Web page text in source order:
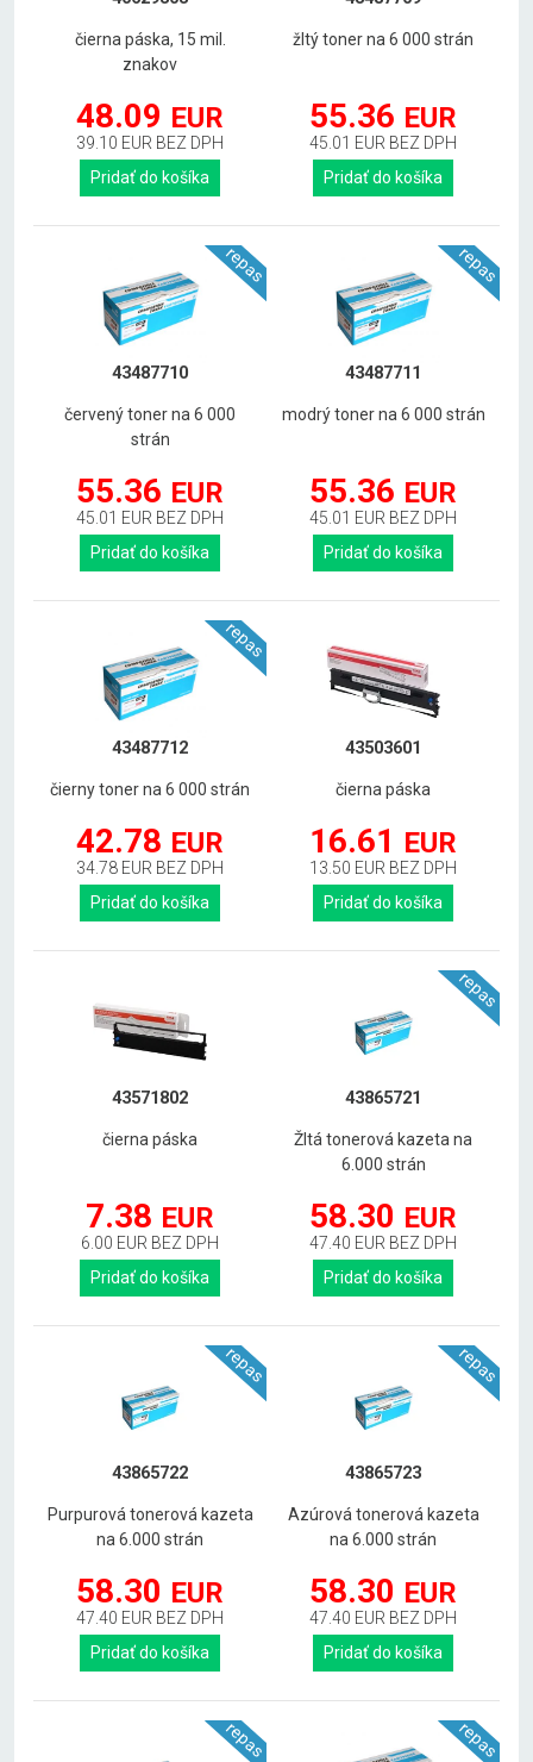
čierna páska, 15 mil.
znakov
48.09 EUR
39.10 EUR BEZ DPH
Pridať do košíka
žltý toner na 6 000 strán
55.36 EUR
45.01 EUR BEZ DPH
Pridať do košíka
repas
43487710
červený toner na 6 000
strán
55.36 EUR
45.01 EUR BEZ DPH
Pridať do košíka
repas
43487711
modrý toner na 6 000 strán
55.36 EUR
45.01 EUR BEZ DPH
Pridať do košíka
repas
43487712
čierny toner na 6 000 strán
42.78 EUR
34.78 EUR BEZ DPH
Pridať do košíka
43503601
čierna páska
16.61 EUR
13.50 EUR BEZ DPH
Pridať do košíka
43571802
čierna páska
7.38 EUR
6.00 EUR BEZ DPH
Pridať do košíka
repas
43865721
Žltá tonerová kazeta na
6.000 strán
58.30 EUR
47.40 EUR BEZ DPH
Pridať do košíka
repas
43865722
Purpurová tonerová kazeta
na 6.000 strán
58.30 EUR
47.40 EUR BEZ DPH
Pridať do košíka
repas
43865723
Azúrová tonerová kazeta
na 6.000 strán
58.30 EUR
47.40 EUR BEZ DPH
Pridať do košíka
repas repas